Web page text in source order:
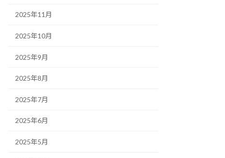
2025年11月
2025年10月
2025年9月
2025年8月
2025年7月
2025年6月
2025年5月